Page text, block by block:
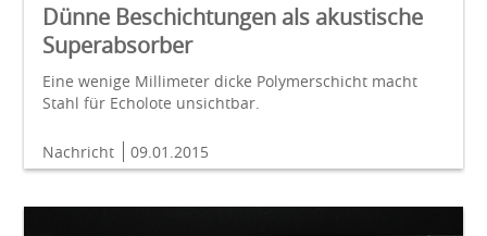
Dünne Beschichtungen als akustische
Superabsorber
Eine wenige Millimeter dicke Polymerschicht macht
Stahl für Echolote unsichtbar.
Nachricht 09.01.2015